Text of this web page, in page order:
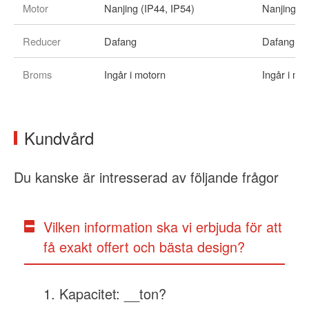
Motor Nanjing (IP44, IP54) Nanjing
Reducer Dafang Dafang
Broms Ingår i motorn Ingår i
Kundvård
Du kanske är intresserad av följande frågor
Vilken information ska vi erbjuda för att
få exakt offert och bästa design?
Kapacitet: __ton?